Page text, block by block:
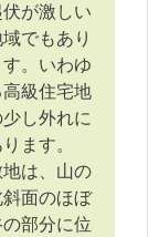
伏が激しい
でもあり
す。いわゆ
高級住宅地
し外れに
ます。
地は、山の
面のほぼ
部分に位